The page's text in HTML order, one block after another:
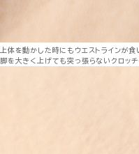
上体を動かした時にもウエストラインが
脚を大きく上げても突っ張らないクロッチ